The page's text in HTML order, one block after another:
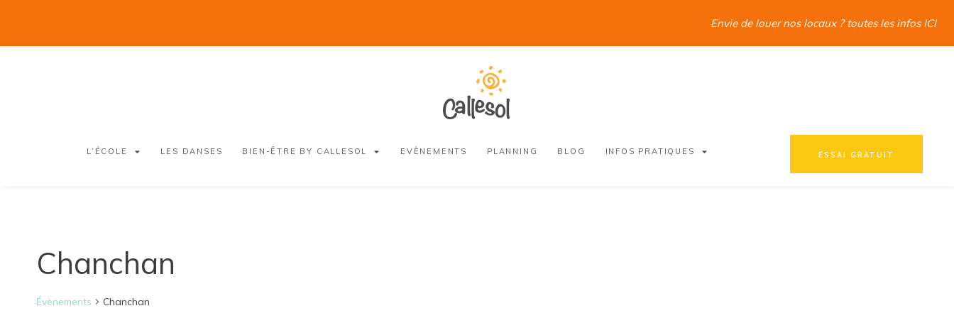
Envie de louer nos locaux ? toutes les infos ICI
L’ÉCOLE LES DANSES BIEN-ÊTRE BY CALLESOL EVÈNEMENTS PLANNING BLOG INFOS PRATIQUES ESSAI GRATUIT
Chanchan
Évènements Chanchan